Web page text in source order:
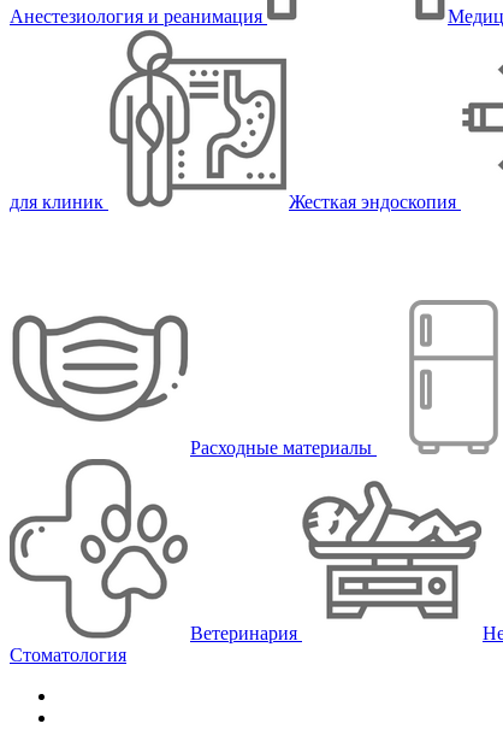
Анестезиология и реанимация
для клиник Жесткая эндоскопия
Расходные материалы
Ветеринария
Стоматология